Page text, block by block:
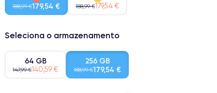
188,99 €179,54 € 188,99 €179,54 €
Seleciona o armazenamento
64 GB
147,99 €140,59 €
256 GB
188,99 €179,54 €